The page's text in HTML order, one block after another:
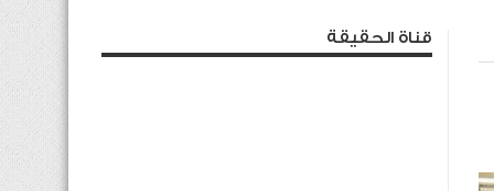
قناة الحقيقة